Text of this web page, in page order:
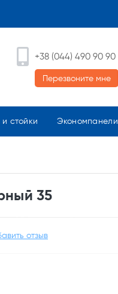
+38 (044) 490 90 90
Перезвоните мне
стойки Экономпанели
35
отзыв